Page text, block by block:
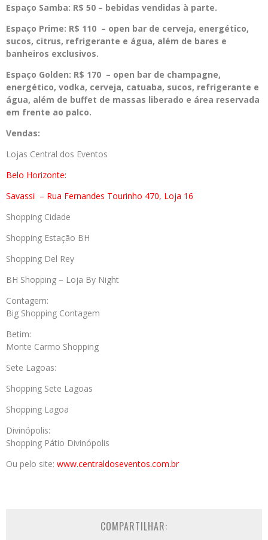
Espaço Samba: R$ 50 – bebidas vendidas à parte.
Espaço Prime: R$ 110 – open bar de cerveja, energético,
sucos, citrus, refrigerante e água, além de bares e
banheiros exclusivos.
Espaço Golden: R$ 170 – open bar de champagne,
energético, vodka, cerveja, catuaba, sucos, refrigerante e
água, além de buffet de massas liberado e área reservada
em frente ao palco.
Vendas:
Lojas Central dos Eventos
Belo Horizonte:
Savassi – Rua Fernandes Tourinho 470, Loja 16
Shopping Cidade
Shopping Estação BH
Shopping Del Rey
BH Shopping – Loja By Night
Contagem:
Big Shopping Contagem
Betim:
Monte Carmo Shopping
Sete Lagoas:
Shopping Sete Lagoas
Shopping Lagoa
Divinópolis:
Shopping Pátio Divinópolis
Ou pelo site: www.centraldoseventos.com.br
COMPARTILHAR: